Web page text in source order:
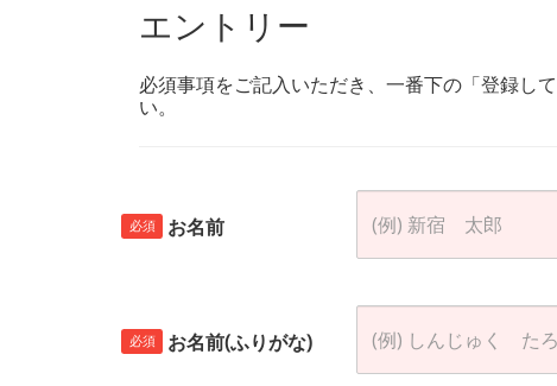
エントリー
必須事項をご記入いただき、一番下の「登録し
い。
必須 お名前
必須 お名前(ふりがな)